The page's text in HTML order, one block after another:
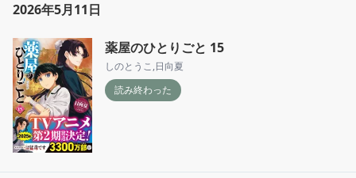
2026年5月11日
薬屋のひとりごと 15
しのとうこ ,日向夏
読み終わった